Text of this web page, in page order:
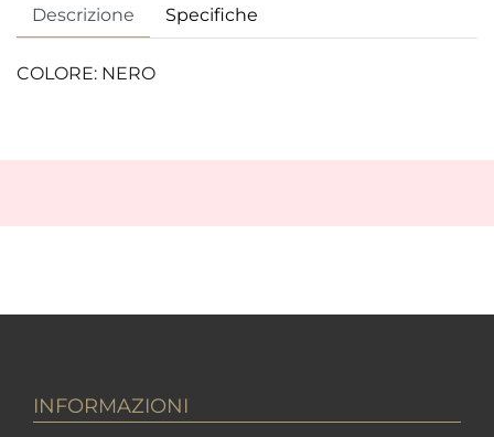
Descrizione Specifiche
COLORE: NERO
INFORMAZIONI